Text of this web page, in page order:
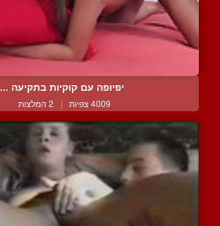
יפיופה עם קוקיות בתקיעה ...
4009 צפיות | 2 המלצות